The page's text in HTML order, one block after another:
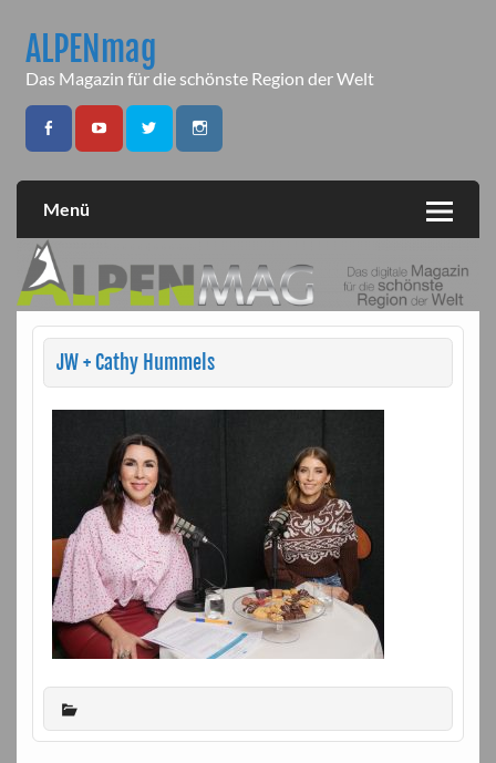
contentALPENmag
Das Magazin für die schönste Region der Welt
Menü
JW + Cathy Hummels